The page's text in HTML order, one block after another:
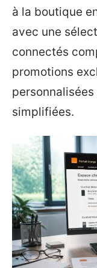
à la boutique
avec une
connectés
promotions
simplifiées.